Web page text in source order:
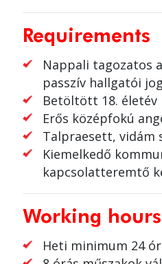
Requirements
Nappali tagozatos
passzív hallgatói
Betöltött 18. életév
Erős középfokú
Talpraesett, vidám
Kiemelkedő
kapcsolatteremtő
Working hours
Heti minimum 24